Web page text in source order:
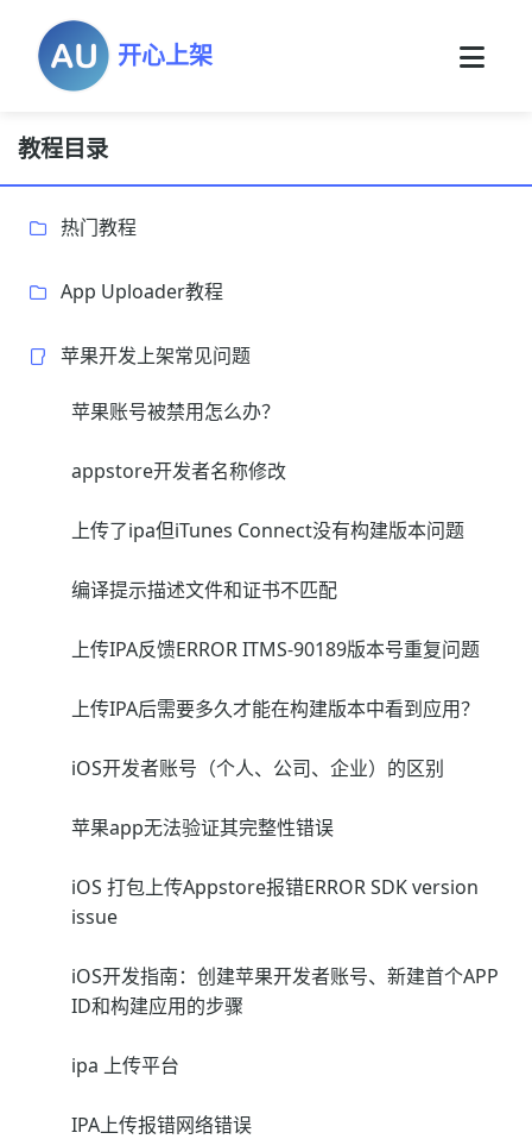
开心上架
教程目录
热门教程
App Uploader教程
苹果开发上架常见问题
苹果账号被禁用怎么办？
appstore开发者名称修改
上传了ipa但iTunes Connect没有构建版本问题
编译提示描述文件和证书不匹配
上传IPA反馈ERROR ITMS-90189版本号重复问题
上传IPA后需要多久才能在构建版本中看到应用？
iOS开发者账号（个人、公司、企业）的区别
苹果app无法验证其完整性错误
iOS 打包上传Appstore报错ERROR SDK version
issue
iOS开发指南：创建苹果开发者账号、新建首个APP
ID和构建应用的步骤
ipa 上传平台
IPA上传报错网络错误